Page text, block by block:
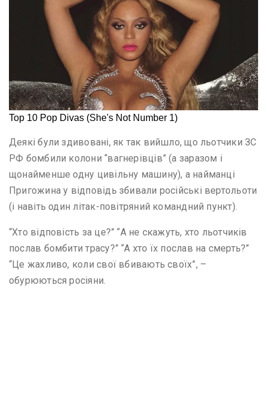
Деякі були здивовані, як так вийшло, що льотчики ЗС
РФ бомбили колони “вагнерівців” (а заразом і
щонайменше одну цивільну машину), а найманці
Пригожина у відповідь збивали російські вертольоти
(і навіть один літак-повітряний командний пункт).
“Хто відповість за це?” “А не скажуть, хто льотчиків
послав бомбити трасу?” “А хто їх послав на смерть?”
“Це жахливо, коли свої вбивають своїх”, –
обурюються росіяни.